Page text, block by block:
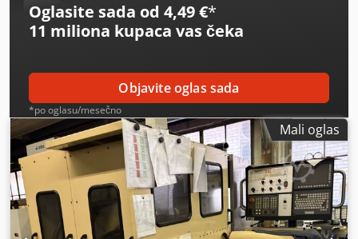
Oglasite sada od 4,49 €*
11 miliona kupaca vas čeka
Objavite oglas sada
*po oglasu/mesečno
Mali oglas